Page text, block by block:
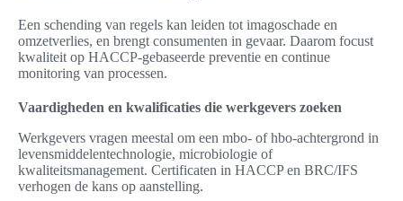
Een schending van regels kan leiden tot imagoschade en
omzetverlies, en brengt consumenten in gevaar. Daarom focust
kwaliteit op HACCP-gebaseerde preventie en continue
monitoring van processen.
Vaardigheden en kwalificaties die werkgevers zoeken
Werkgevers vragen meestal om een mbo- of hbo-achtergrond in
levensmiddelentechnologie, microbiologie of
kwaliteitsmanagement. Certificaten in HACCP en BRC/IFS
verhogen de kans op aanstelling.